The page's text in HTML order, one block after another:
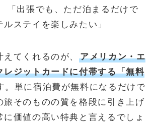
シニア
チを「資産」として持つという選択
シニア
対策｜株主優待で食費と日用品を賢く浮かせ
「出張でも、ただ泊まるだけで
ステイを楽しみたい」
えてくれるのが、アメリカン・エ
レジットカードに付帯する「無料
。単に宿泊費が無料になるだけで
旅そのものの質を格段に引き上げ
に価値の高い特典と言えるでしょ